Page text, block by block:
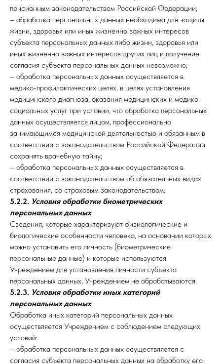
пенсионным законодательством Российской Федерации;
– обработка персональных данных необходима для защиты
жизни, здоровья или иных жизненно важных интересов
субъекта персональных данных либо жизни, здоровья или
иных жизненно важных интересов других лиц и получение
согласия субъекта персональных данных невозможно;
– обработка персональных данных осуществляется в
медико-профилактических целях, в целях установления
медицинского диагноза, оказания медицинских и медико-
социальных услуг при условии, что обработка персональных
данных осуществляется лицом, профессионально
занимающимся медицинской деятельностью и обязанным в
соответствии с законодательством Российской Федерации
сохранять врачебную тайну;
– обработка персональных данных осуществляется в
соответствии с законодательством об обязательных видах
страхования, со страховым законодательством.
5.2.2. Условия обработки биометрических
персональных данных
Сведения, которые характеризуют физиологические и
биологические особенности человека, на основании которых
можно установить его личность (биометрические
персональные данные) и которые используются
Учреждением для установления личности субъекта
персональных данных, Учреждением не обрабатываются.
5.2.3. Условия обработки иных категорий
персональных данных
Обработка иных категорий персональных данных
осуществляется Учреждением с соблюдением следующих
условий:
– обработка персональных данных осуществляется с
согласия субъекта персональных данных на обработку его